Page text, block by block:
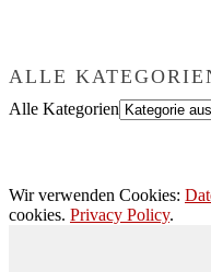
ALLE
Alle Kategorien
Wir verwenden Cookies:
cookies. Privacy Policy.